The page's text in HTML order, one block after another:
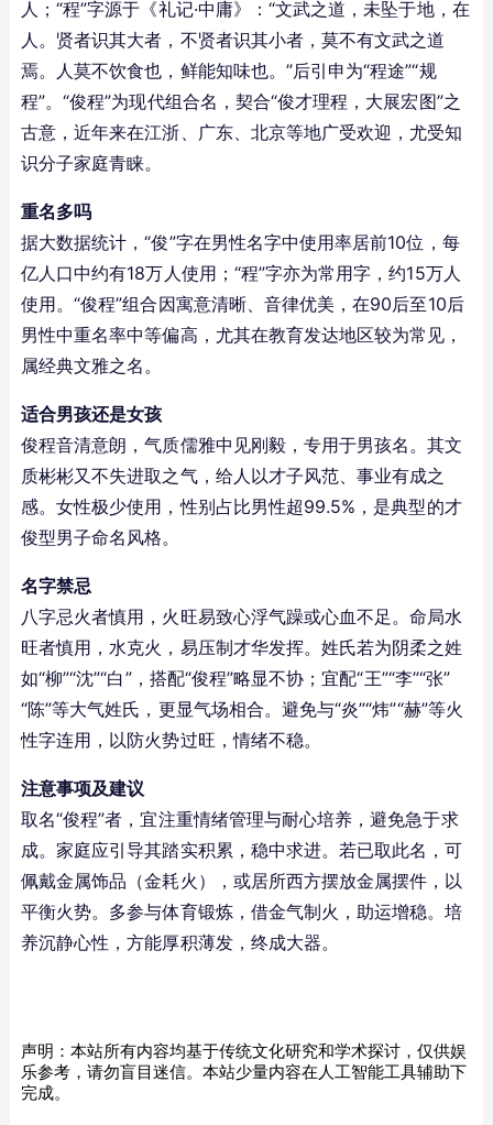
人；“程”字源于《礼记·中庸》：“文武之道，未坠于地，在
人。贤者识其大者，不贤者识其小者，莫不有文武之道
焉。人莫不饮食也，鲜能知味也。”后引申为“程途”“规
程”。“俊程”为现代组合名，契合“俊才理程，大展宏图”之
古意，近年来在江浙、广东、北京等地广受欢迎，尤受知
识分子家庭青睐。
重名多吗
据大数据统计，“俊”字在男性名字中使用率居前10位，每
亿人口中约有18万人使用；“程”字亦为常用字，约15万人
使用。“俊程”组合因寓意清晰、音律优美，在90后至10后
男性中重名率中等偏高，尤其在教育发达地区较为常见，
属经典文雅之名。
适合男孩还是女孩
俊程音清意朗，气质儒雅中见刚毅，专用于男孩名。其文
质彬彬又不失进取之气，给人以才子风范、事业有成之
感。女性极少使用，性别占比男性超99.5%，是典型的才
俊型男子命名风格。
名字禁忌
八字忌火者慎用，火旺易致心浮气躁或心血不足。命局水
旺者慎用，水克火，易压制才华发挥。姓氏若为阴柔之姓
如“柳”“沈”“白”，搭配“俊程”略显不协；宜配“王”“李”“张”
“陈”等大气姓氏，更显气场相合。避免与“炎”“炜”“赫”等火
性字连用，以防火势过旺，情绪不稳。
注意事项及建议
取名“俊程”者，宜注重情绪管理与耐心培养，避免急于求
成。家庭应引导其踏实积累，稳中求进。若已取此名，可
佩戴金属饰品（金耗火），或居所西方摆放金属摆件，以
平衡火势。多参与体育锻炼，借金气制火，助运增稳。培
养沉静心性，方能厚积薄发，终成大器。
声明：本站所有内容均基于传统文化研究和学术探讨，仅供娱
乐参考，请勿盲目迷信。本站少量内容在人工智能工具辅助下
完成。